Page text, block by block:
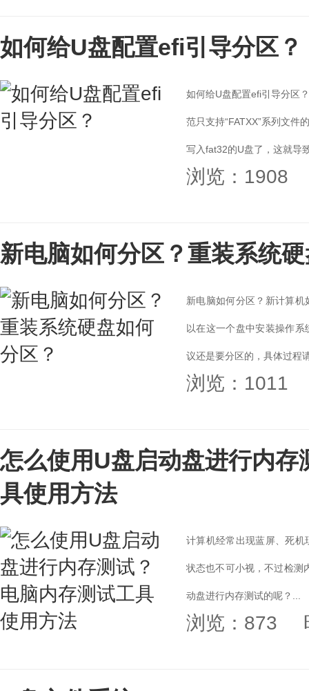
如何给U盘配置efi引导分区？
如何给U盘配置efi引导分区
范只支持“FATXX”系列文件
写入fat32的U盘了，这就导
浏览：1908
新电脑如何分区？重装系统
新电脑如何分区？新计算
以在这一个盘中安装操作
议还是要分区的，具体过程
浏览：1011
怎么使用U盘启动盘进行内存
具使用方法
计算机经常出现蓝屏、死
状态也不可小视，不过检测
动盘进行内存测试的呢？...
浏览：873